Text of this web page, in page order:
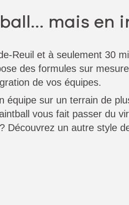
mais en
Reuil et à seulement 30
des formules sur
de vos équipes.
équipe sur un terrain de
vous fait passer du
Découvrez un autre style